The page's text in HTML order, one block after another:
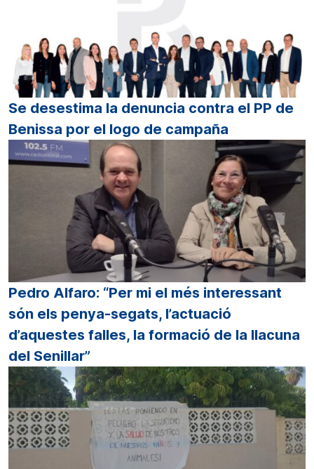
Se desestima la denuncia contra el PP de
Benissa por el logo de campaña
Pedro Alfaro: “Per mi el més interessant
són els penya-segats, l’actuació
d’aquestes falles, la formació de la llacuna
del Senillar”